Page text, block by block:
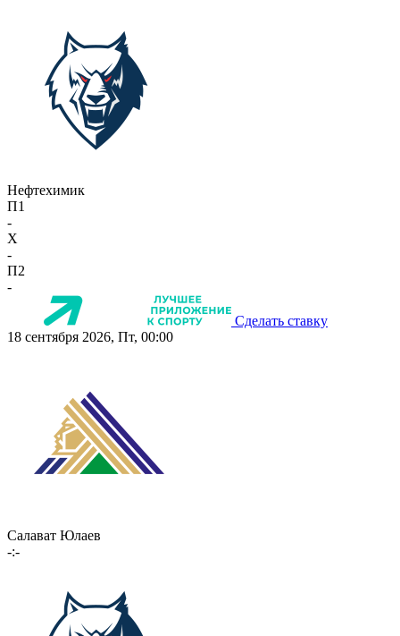
Нефтехимик
П1
-
X
-
П2
-
Сделать ставку
18 сентября 2026, Пт, 00:00
Салават Юлаев
-:-